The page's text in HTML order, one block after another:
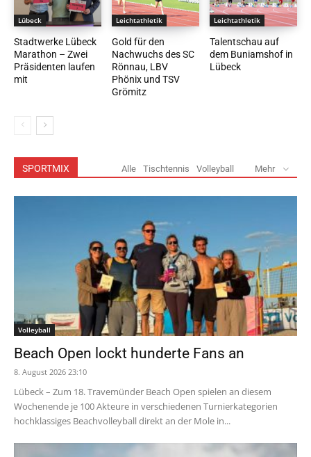
Lübeck
Stadtwerke Lübeck
Marathon – Zwei
Präsidenten laufen
mit
Leichtathletik
Gold für den
Nachwuchs des SC
Rönnau, LBV
Phönix und TSV
Grömitz
Leichtathletik
Talentschau auf
dem Buniamshof in
Lübeck
SPORTMIX Alle Tischtennis Volleyball Mehr
Volleyball
Beach Open lockt hunderte Fans an
8. August 2026 23:10
Lübeck – Zum 18. Travemünder Beach Open spielen an diesem
Wochenende je 100 Akteure in verschiedenen Turnierkategorien
hochklassiges Beachvolleyball direkt an der Mole in...